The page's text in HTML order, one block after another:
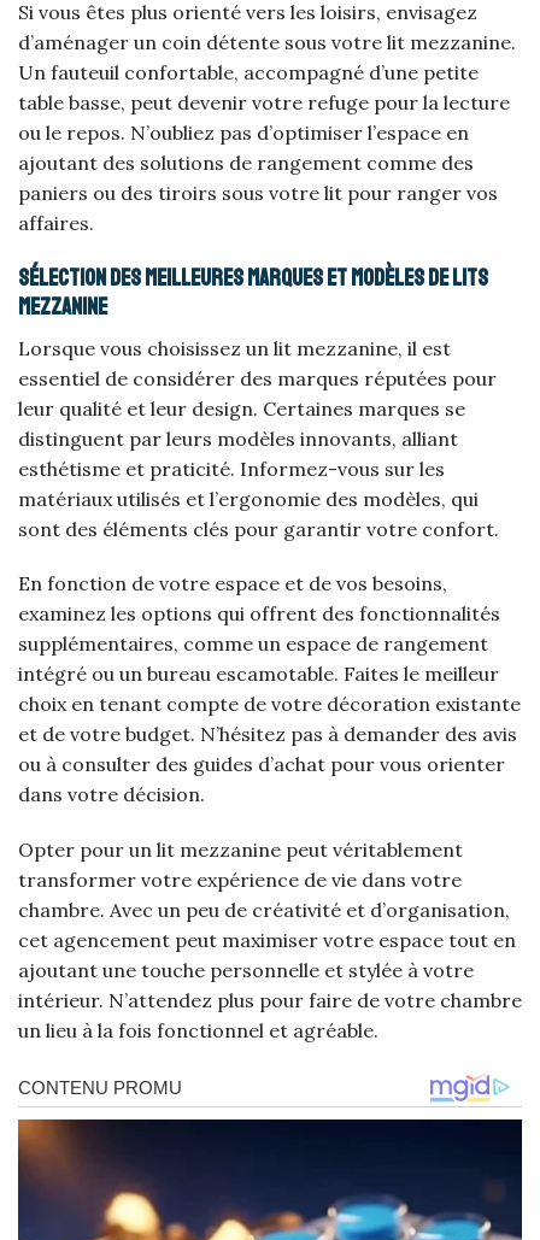
Si vous êtes plus orienté vers les loisirs, envisagez
d’aménager un coin détente sous votre lit mezzanine.
Un fauteuil confortable, accompagné d’une petite
table basse, peut devenir votre refuge pour la lecture
ou le repos. N’oubliez pas d’optimiser l’espace en
ajoutant des solutions de rangement comme des
paniers ou des tiroirs sous votre lit pour ranger vos
affaires.
Sélection des meilleures marques et modèles de lits
mezzanine
Lorsque vous choisissez un lit mezzanine, il est
essentiel de considérer des marques réputées pour
leur qualité et leur design. Certaines marques se
distinguent par leurs modèles innovants, alliant
esthétisme et praticité. Informez-vous sur les
matériaux utilisés et l’ergonomie des modèles, qui
sont des éléments clés pour garantir votre confort.
En fonction de votre espace et de vos besoins,
examinez les options qui offrent des fonctionnalités
supplémentaires, comme un espace de rangement
intégré ou un bureau escamotable. Faites le meilleur
choix en tenant compte de votre décoration existante
et de votre budget. N’hésitez pas à demander des avis
ou à consulter des guides d’achat pour vous orienter
dans votre décision.
Opter pour un lit mezzanine peut véritablement
transformer votre expérience de vie dans votre
chambre. Avec un peu de créativité et d’organisation,
cet agencement peut maximiser votre espace tout en
ajoutant une touche personnelle et stylée à votre
intérieur. N’attendez plus pour faire de votre chambre
un lieu à la fois fonctionnel et agréable.